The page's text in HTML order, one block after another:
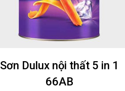
Sơn Dulux nội thất 5 in 1
66AB